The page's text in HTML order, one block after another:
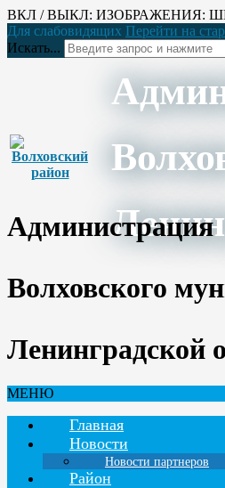
ВКЛ / ВЫКЛ: ИЗОБРАЖЕНИЯ:
Для слабовидящих Перейти на
Искать...
Администрация
Волховского
Ленинградской
МЕНЮ
Главная
Новости
Новости партнеров
Район